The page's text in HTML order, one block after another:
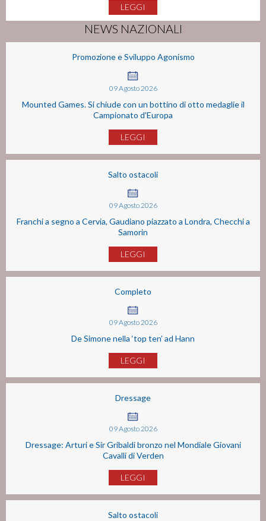
LEGGI
NEWS NAZIONALI
Promozione e Sviluppo Agonismo
09Agosto 2026
Mounted Games. Si chiude con un bottino di otto medaglie il
Campionato d'Europa
LEGGI
Salto ostacoli
09Agosto 2026
Franchi a segno a Cervia, Gaudiano piazzato a Londra, Checchi a
Samorin
LEGGI
Completo
09Agosto2026
De Simone nella ‘top ten’ ad Hann
LEGGI
Dressage
09Agosto2026
Dressage: Arturi e Sir Gribaldi bronzo nel Mondiale Giovani
Cavalli di Verden
LEGGI
Salto ostacoli